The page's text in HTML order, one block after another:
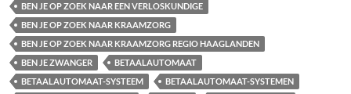
BEN JE OP ZOEK NAAR EEN VERLOSKUNDIGE
BEN JE OP ZOEK NAAR KRAAMZORG
BEN JE OP ZOEK NAAR KRAAMZORG REGIO HAAGLANDEN
BEN JE ZWANGER
BETAALAUTOMAAT
BETAALAUTOMAAT-SYSTEEM
BETAALAUTOMAAT-SYSTEMEN